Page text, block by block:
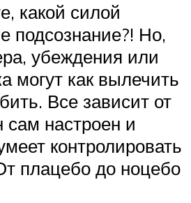
какой силой
подсознание?! Но,
убеждения или
могут как вылечить
Все зависит от
сам настроен и
контролировать
плацебо до ноцебо